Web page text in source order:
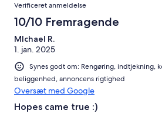
Verificeret anmeldelse
10/10 Fremragende
MIchael R.
1. jan. 2025
Synes godt om: Rengøring, indtjekning,
beliggenhed, annoncens rigtighed
Oversæt med Google
Hopes came true :)